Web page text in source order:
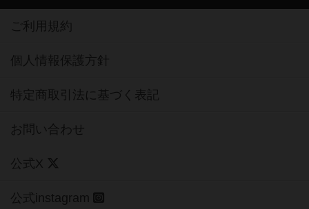
ご利用規約
個人情報保護方針
特定商取引法に基づく表記
お問い合わせ
公式X
公式instagram